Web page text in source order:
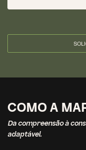
COMO A
Da compreensão à
adaptável.